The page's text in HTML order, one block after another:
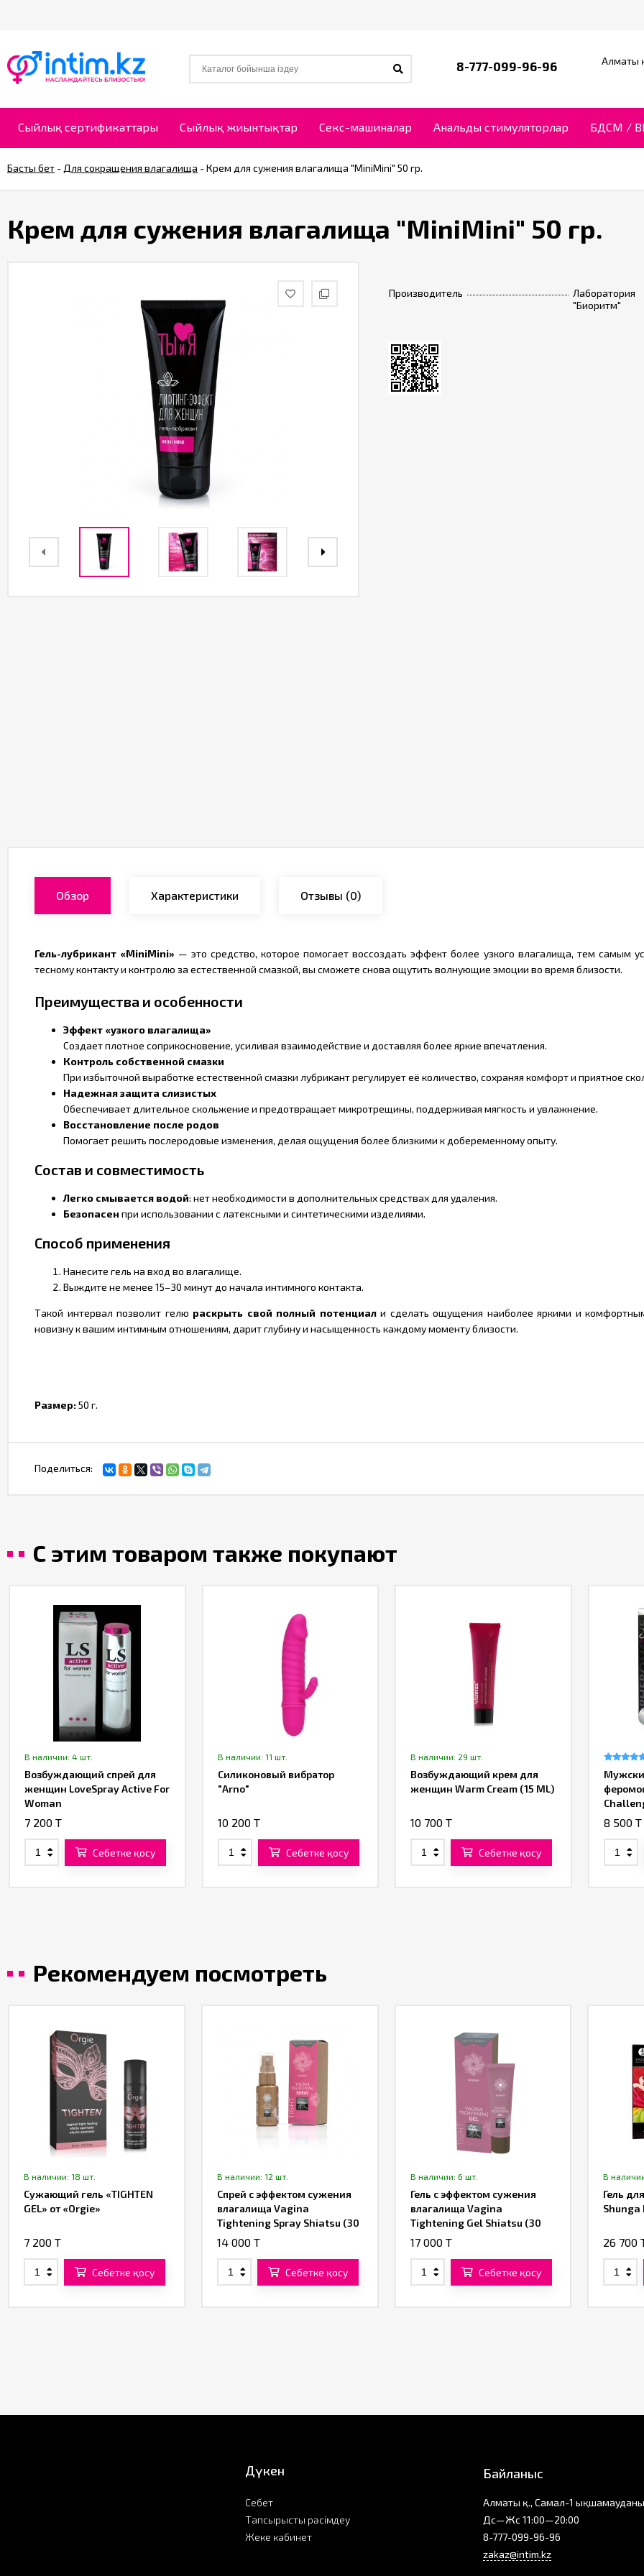
8-777-099-96-96 Алматы
Сыйлық сертификаттары Сыйлық жиынтықтар Секс-машиналар Анальды стимуляторлар БДСМ /
Басты бет - Для сокращения влагалища -Крем для сужения влагалища "MiniMini" 50 гр.
Крем для сужения влагалища "MiniMini" 50 гр.
Производитель
Лаборатория
"Биоритм"
Обзор Характеристики Отзывы (0)
Гель-лубрикант «MiniMini» — это средство, которое помогает воссоздать эффект более узкого влагалища, тем самым
тесному контакту и контролю за естественной смазкой, вы сможете снова ощутить волнующие эмоции во время близости.
Преимущества и особенности
Эффект «узкого влагалища»
Создает плотное соприкосновение, усиливая взаимодействие и доставляя более яркие впечатления.
Контроль собственной смазки
При избыточной выработке естественной смазки лубрикант регулирует её количество, сохраняя комфорт и приятное
Надежная защита слизистых
Обеспечивает длительное скольжение и предотвращает микротрещины, поддерживая мягкость и увлажнение.
Восстановление после родов
Помогает решить послеродовые изменения, делая ощущения более близкими к добеременному опыту.
Состав и совместимость
Легко смывается водой: нет необходимости в дополнительных средствах для удаления.
Безопасен при использовании с латексными и синтетическими изделиями.
Способ применения
Нанесите гель на вход во влагалище.
Выждите не менее 15–30 минут до начала интимного контакта.
Такой интервал позволит гелю раскрыть свой полный потенциали сделать ощущения наиболее яркими и
новизну к вашим интимным отношениям, дарит глубину и насыщенность каждому моменту близости.
Размер:50 г.
Поделиться:
С этим товаром также покупают
В наличии: 4 шт.
Возбуждающий спрей для
женщин LoveSpray Active For
Woman
7 200 T
Себетке қосу
В наличии: 11 шт.
Силиконовый вибратор
"Arno"
10 200 T
Себетке қосу
В наличии: 29 шт.
Возбуждающий крем для
женщин Warm Cream (15 ML)
10 700 T
Себетке қосу
8 500 T
Рекомендуем посмотреть
В наличии: 18 шт.
Сужающий гель «TIGHTEN
GEL» от «Orgie»
7 200 T
Себетке қосу
В наличии: 12 шт.
Спрей с эффектом сужения
влагалища Vagina
Tightening Spray Shiatsu (30
ML)
14 000 T
Себетке қосу
В наличии: 6 шт.
Гель с эффектом сужения
влагалища Vagina
Tightening Gel Shiatsu (30
ML)
17 000 T
Себетке қосу
В
Гель
Shunga
26 700
Дүкен
Себет
Тапсырысты рәсімдеу
Жеке кабинет
Байланыс
Алматы қ., Самал-1
Дс—Жс 11:00—20:00
8-777-099-96-96
zakaz@intim.kz